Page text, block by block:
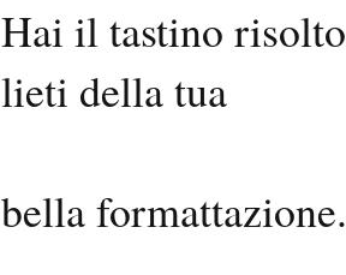
Hai il tastino
lieti della tua
bella formattazione.